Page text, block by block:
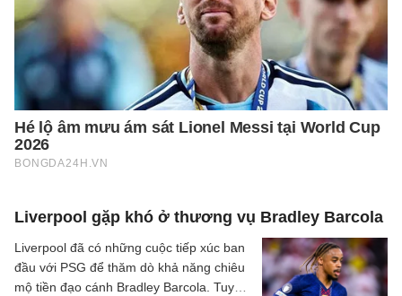
Liverpool gặp khó ở thương vụ Bradley Barcola
Liverpool đã có những cuộc tiếp xúc ban
đầu với PSG để thăm dò khả năng chiêu
mộ tiền đạo cánh Bradley Barcola. Tuy